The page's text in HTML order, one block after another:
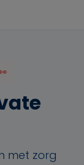
met zorg